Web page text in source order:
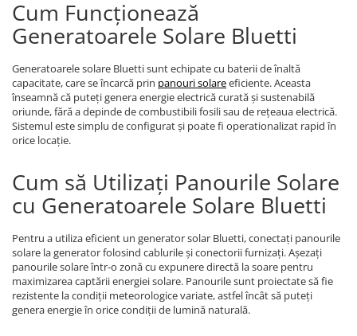
Statii de incarcare vehicule
electrice
UPS Centrale Termice
Stabilizatoare Tensiune
Scule si aparate
Instrumente de masura
Clampmetre
Detectoare
Tahometre
Telemetre
Termometre
Testere
Cum Funcționează
Generatoarele Solare Bluetti
Generatoarele solare Bluetti sunt echipate cu baterii de înaltă
capacitate, care se încarcă prin panouri solareeficiente. Aceasta
înseamnă că puteți genera energie electrică curată și sustenabilă
oriunde, fără a depinde de combustibili fosili sau de rețeaua electrică.
Sistemul este simplu de configurat și poate fi operationalizat rapid în
orice locație.
Cum să Utilizați Panourile Solare
cu Generatoarele Solare Bluetti
Pentru a utiliza eficient un generator solar Bluetti, conectați panourile
solare la generator folosind cablurile și conectorii furnizați. Așezați
panourile solare într-o zonă cu expunere directă la soare pentru
maximizarea captării energiei solare. Panourile sunt proiectate să fie
rezistente la condiții meteorologice variate, astfel încât să puteți
genera energie în orice condiții de lumină naturală.